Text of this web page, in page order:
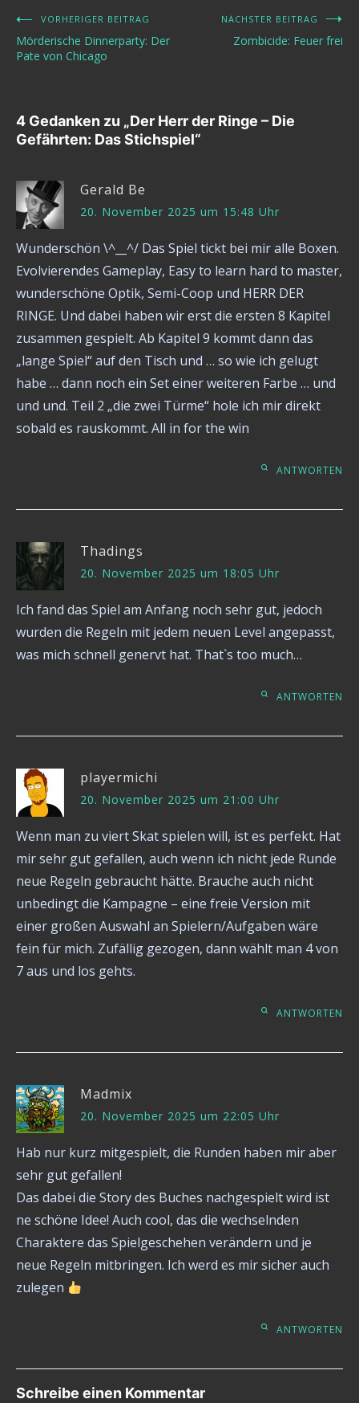
Beitragsnavigation
VORHERIGER BEITRAG
Mörderische Dinnerparty: Der
Pate von Chicago
NÄCHSTER BEITRAG
Zombicide: Feuer frei
4 Gedanken zu „Der Herr der Ringe – Die
Gefährten: Das Stichspiel“
Gerald Be
20. November 2025 um 15:48 Uhr
Wunderschön \^__^/ Das Spiel tickt bei mir alle Boxen.
Evolvierendes Gameplay, Easy to learn hard to master,
wunderschöne Optik, Semi-Coop und HERR DER
RINGE. Und dabei haben wir erst die ersten 8 Kapitel
zusammen gespielt. Ab Kapitel 9 kommt dann das
„lange Spiel“ auf den Tisch und … so wie ich gelugt
habe … dann noch ein Set einer weiteren Farbe … und
und und. Teil 2 „die zwei Türme“ hole ich mir direkt
sobald es rauskommt. All in for the win
ANTWORTEN
Thadings
20. November 2025 um 18:05 Uhr
Ich fand das Spiel am Anfang noch sehr gut, jedoch
wurden die Regeln mit jedem neuen Level angepasst,
was mich schnell genervt hat. That`s too much…
ANTWORTEN
playermichi
20. November 2025 um 21:00 Uhr
Wenn man zu viert Skat spielen will, ist es perfekt. Hat
mir sehr gut gefallen, auch wenn ich nicht jede Runde
neue Regeln gebraucht hätte. Brauche auch nicht
unbedingt die Kampagne – eine freie Version mit
einer großen Auswahl an Spielern/Aufgaben wäre
fein für mich. Zufällig gezogen, dann wählt man 4 von
7 aus und los gehts.
ANTWORTEN
Madmix
20. November 2025 um 22:05 Uhr
Hab nur kurz mitgespielt, die Runden haben mir aber
sehr gut gefallen!
Das dabei die Story des Buches nachgespielt wird ist
ne schöne Idee! Auch cool, das die wechselnden
Charaktere das Spielgeschehen verändern und je
neue Regeln mitbringen. Ich werd es mir sicher auch
zulegen
ANTWORTEN
Schreibe einen Kommentar